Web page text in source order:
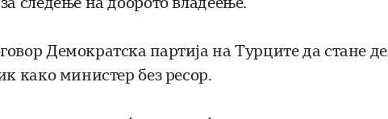
Демократска партија на Турците да стане
како министер без ресор.